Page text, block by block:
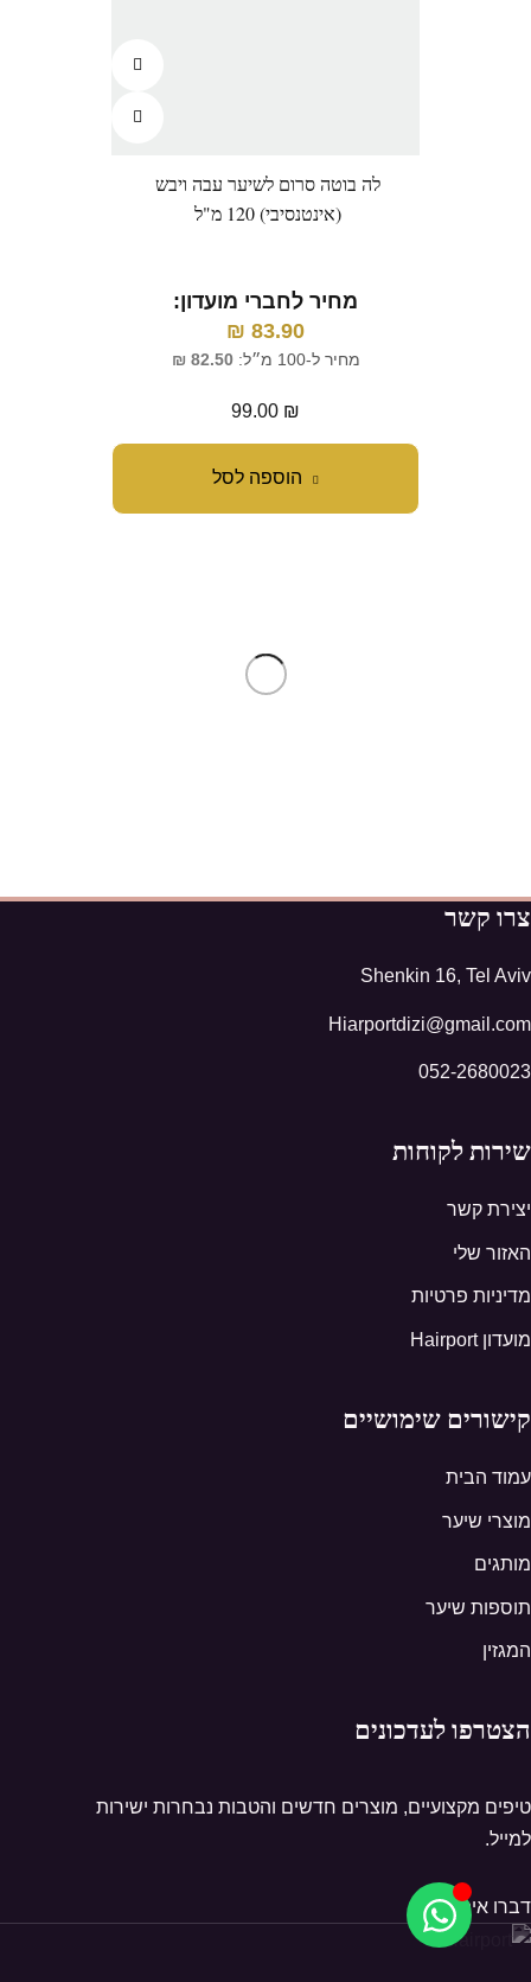
הוספה לסל
לה בוטה סרום לשיער עבה ויבש
(אינטנסיבי) 120 מ"ל
מחיר לחברי מועדון:
83.90
₪
מחיר ל-100 מ״ל: 82.50
₪
99.00 ₪
צרו קשר
Shenkin 16, Tel Aviv
Hiarportdizi@gmail.com
052-2680023
שירות לקוחות
יצירת קשר
האזור שלי
מדיניות פרטיות
מועדון Hairport
קישורים שימושיים
עמוד הבית
מוצרי שיער
מותגים
תוספות שיער
המגזין
הצטרפו לעדכונים
טיפים מקצועיים, מוצרים חדשים והטבות נבחרות ישירות
למייל.
דברו איתנו